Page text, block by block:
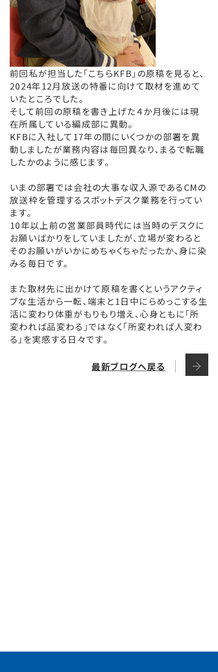
前回私が担当した「こちらKFB」の原稿を見ると、
2024年12月放送の特番に向けて取材を進めて
いたところでした。
そして前回の原稿を書き上げた４か月後には現
在所属している編成部に異動。
KFBに入社して17年の間にいくつかの部署を異
動しましたが業務内容は毎回異なり、まるで転職
したかのように感じます。
いまの部署では会社の大事な収入源であるCMの
放送枠を管理するスポットデスク業務を行ってい
ます。
10年以上前の営業部員時代には当時のデスクに
お願いばかりをしていましたが、立場が変わると
そのお願いがいかにめちゃくちゃだったか、身に染
みる毎日です。
また取材先に出かけて原稿を書くというアクティ
ブな生活から一転、端末と1日中にらめっこする生
活に変わり体重がもりもり増え、心身ともに「所
変われば品変わる」ではなく「所変われば人変わ
る」を実感する日々です。
最新ブログへ戻る